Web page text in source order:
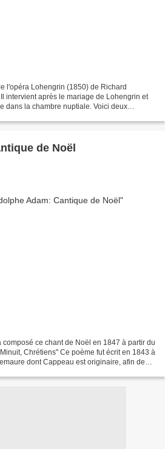
l'opéra Lohengrin (1850) de Richard
intervient après le mariage de Lohengrin et
dans la chambre nuptiale. Voici deux
de Noël
ce chant de Noël en 1847 à partir du
Chrétiens" Ce poème fut écrit en 1843 à
dont Cappeau est originaire, afin de